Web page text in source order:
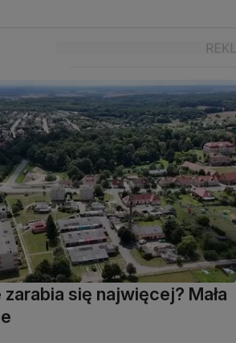
się najwięcej? Mała